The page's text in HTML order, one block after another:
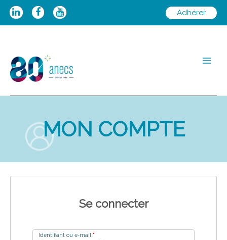
Aller
Adhérer
MON COMPTE
Se connecter
Identifiant ou e-mail *